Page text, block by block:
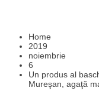
Home
2019
noiembrie
6
Un produs al
Mureşan, agaţă